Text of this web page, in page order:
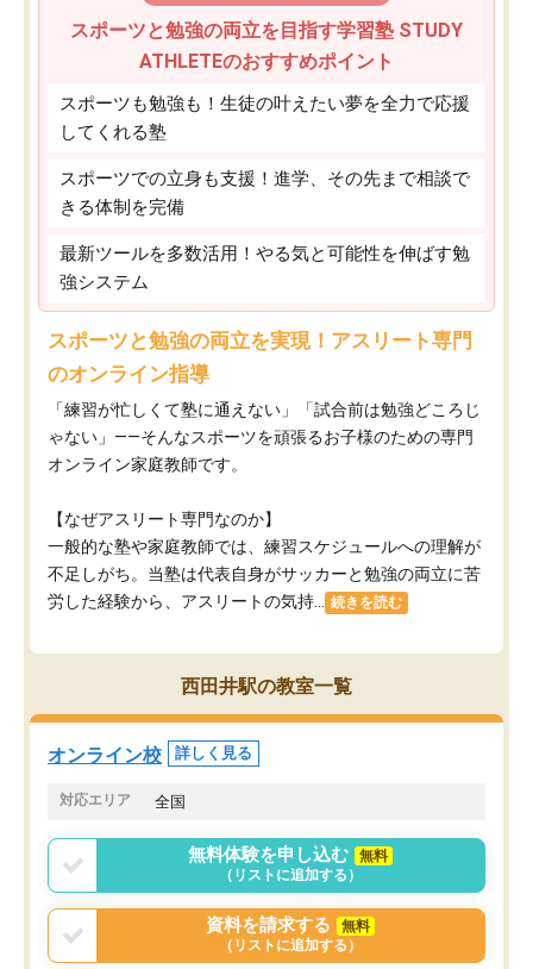
スポーツと勉強の両立を目指す学習塾 STUDY
ATHLETEのおすすめポイント
スポーツも勉強も！生徒の叶えたい夢を全力で応援
してくれる塾
スポーツでの立身も支援！進学、その先まで相談で
きる体制を完備
最新ツールを多数活用！やる気と可能性を伸ばす勉
強システム
スポーツと勉強の両立を実現！アスリート専門
のオンライン指導
「練習が忙しくて塾に通えない」「試合前は勉強どころじ
ゃない」——そんなスポーツを頑張るお子様のための専門
オンライン家庭教師です。
【なぜアスリート専門なのか】
一般的な塾や家庭教師では、練習スケジュールへの理解が
不足しがち。当塾は代表自身がサッカーと勉強の両立に苦
労した経験から、アスリートの気持...
続きを読む
西田井駅の教室一覧
オンライン校 詳しく見る
対応エリア 全国
無料体験を申し込む
無料
（リストに追加する）
資料を請求する
無料
（リストに追加する）